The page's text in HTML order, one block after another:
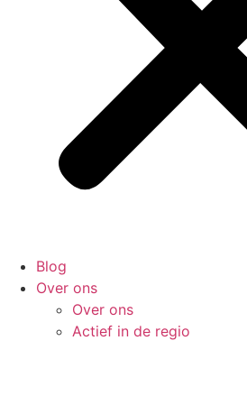
Blog
Over ons
Over ons
Actief in de regio